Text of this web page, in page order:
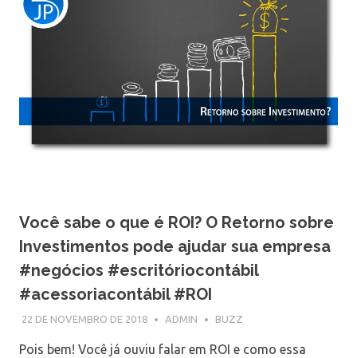
Você sabe o que é ROI? O Retorno sobre
Investimentos pode ajudar sua empresa
#negócios #escritóriocontábil
#acessoriacontábil #ROI
22 DE NOVEMBRO DE 2018 ADMIN BUZZ
Pois bem! Você já ouviu falar em ROI e como essa